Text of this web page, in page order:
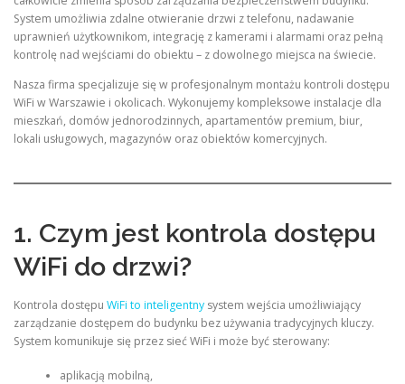
System umożliwia zdalne otwieranie drzwi z telefonu, nadawanie
uprawnień użytkownikom, integrację z kamerami i alarmami oraz pełną
kontrolę nad wejściami do obiektu – z dowolnego miejsca na świecie.
Nasza firma specjalizuje się w profesjonalnym montażu kontroli dostępu
WiFi w Warszawie i okolicach. Wykonujemy kompleksowe instalacje dla
mieszkań, domów jednorodzinnych, apartamentów premium, biur,
lokali usługowych, magazynów oraz obiektów komercyjnych.
1. Czym jest kontrola dostępu
WiFi do drzwi?
Kontrola dostępu WiFi to inteligentny system wejścia umożliwiający
zarządzanie dostępem do budynku bez używania tradycyjnych kluczy.
System komunikuje się przez sieć WiFi i może być sterowany:
aplikacją mobilną,